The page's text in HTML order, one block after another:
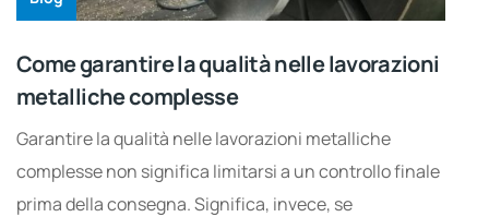
Come garantire la qualità nelle lavorazioni
metalliche complesse
Garantire la qualità nelle lavorazioni metalliche
complesse non significa limitarsi a un controllo finale
prima della consegna. Significa, invece, se